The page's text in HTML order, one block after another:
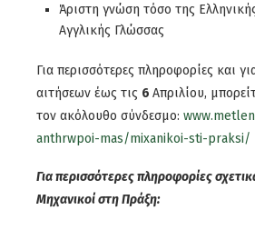
Άριστη γνώση τόσο της
Αγγλικής Γλώσσας
Για περισσότερες πληροφορίες και
αιτήσεων έως τις 6 Απριλίου,
τον ακόλουθο σύνδεσμο:
anthrwpoi-mas/mixanikoi-sti-praksi/
Για περισσότερες πληροφορίες
Μηχανικοί στη Πράξη: